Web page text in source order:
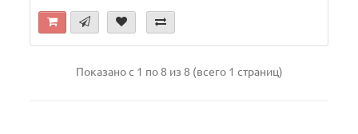
Показано с 1 по 8 из 8 (всего 1 страниц)